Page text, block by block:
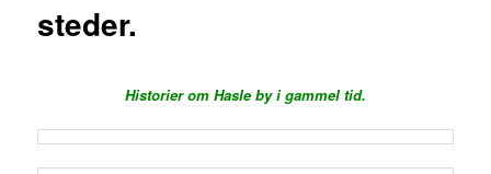
steder.
Historier om Hasle by i gammel tid.